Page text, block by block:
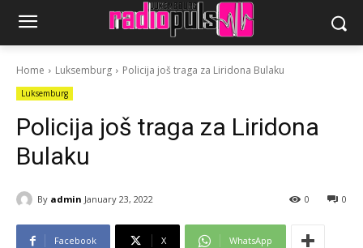
Home Luksemburg Policija još traga za Liridona Bulaku
Luksemburg
Policija još traga za Liridona
Bulaku
By admin January 23, 2022 0
0
Facebook X WhatsApp